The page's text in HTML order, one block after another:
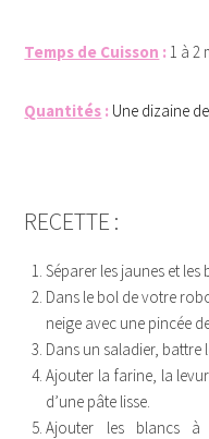
Temps de Cuisson : 1 à 2
Quantités : Une dizaine
RECETTE :
Séparer les jaunes et les
Dans le bol de votre
neige avec une pincée
Dans un saladier, battre
Ajouter la farine, la
d’une pâte lisse.
Ajouter les blancs à